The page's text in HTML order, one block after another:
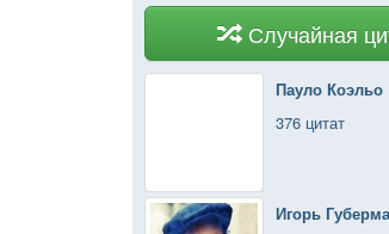
Случайная
Пауло Коэльо
376 цитат
Игорь